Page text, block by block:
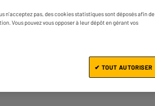
Ajouter au panier
n'acceptez pas, des cookies statistiques sont déposés afin de
Vous pouvez vous opposer à leur dépôt en gérant vos
✔ TOUT AUTORISER